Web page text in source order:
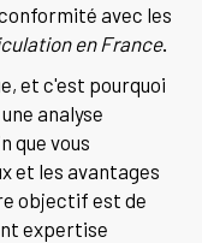
avec les
en France.
et c'est pourquoi
analyse
que vous
et les avantages
objectif est de
expertise